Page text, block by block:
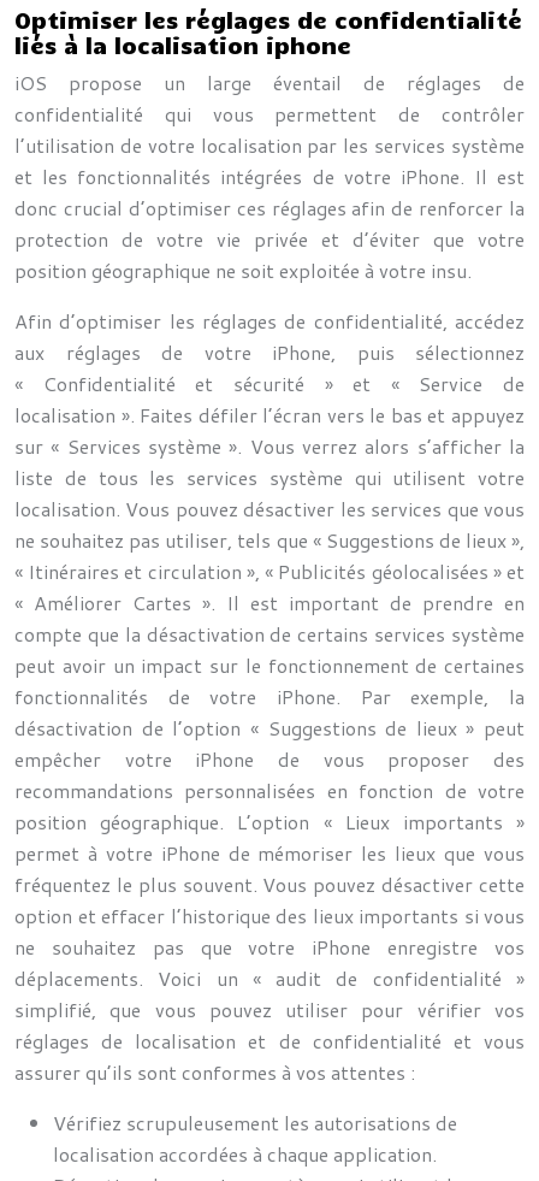
Optimiser les réglages de confidentialité
liés à la localisation iphone
iOS propose un large éventail de réglages de
confidentialité qui vous permettent de contrôler
l’utilisation de votre localisation par les services système
et les fonctionnalités intégrées de votre iPhone. Il est
donc crucial d’optimiser ces réglages afin de renforcer la
protection de votre vie privée et d’éviter que votre
position géographique ne soit exploitée à votre insu.
Afin d’optimiser les réglages de confidentialité, accédez
aux réglages de votre iPhone, puis sélectionnez
« Confidentialité et sécurité » et « Service de
localisation ». Faites défiler l’écran vers le bas et appuyez
sur « Services système ». Vous verrez alors s’afficher la
liste de tous les services système qui utilisent votre
localisation. Vous pouvez désactiver les services que vous
ne souhaitez pas utiliser, tels que « Suggestions de lieux »,
« Itinéraires et circulation », « Publicités géolocalisées » et
« Améliorer Cartes ». Il est important de prendre en
compte que la désactivation de certains services système
peut avoir un impact sur le fonctionnement de certaines
fonctionnalités de votre iPhone. Par exemple, la
désactivation de l’option « Suggestions de lieux » peut
empêcher votre iPhone de vous proposer des
recommandations personnalisées en fonction de votre
position géographique. L’option « Lieux importants »
permet à votre iPhone de mémoriser les lieux que vous
fréquentez le plus souvent. Vous pouvez désactiver cette
option et effacer l’historique des lieux importants si vous
ne souhaitez pas que votre iPhone enregistre vos
déplacements. Voici un « audit de confidentialité »
simplifié, que vous pouvez utiliser pour vérifier vos
réglages de localisation et de confidentialité et vous
assurer qu’ils sont conformes à vos attentes :
Vérifiez scrupuleusement les autorisations de
localisation accordées à chaque application.